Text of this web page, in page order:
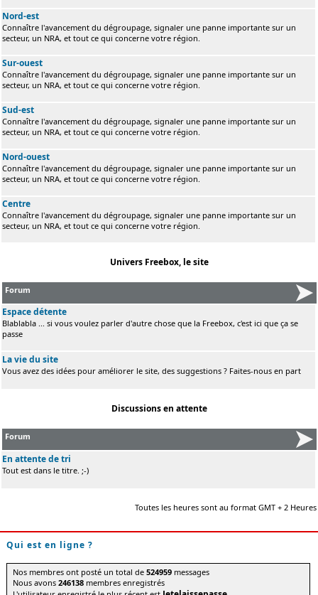
Nord-est
Connaître l'avancement du dégroupage, signaler une panne importante sur un
secteur, un NRA, et tout ce qui concerne votre région.
Sur-ouest
Connaître l'avancement du dégroupage, signaler une panne importante sur un
secteur, un NRA, et tout ce qui concerne votre région.
Sud-est
Connaître l'avancement du dégroupage, signaler une panne importante sur un
secteur, un NRA, et tout ce qui concerne votre région.
Nord-ouest
Connaître l'avancement du dégroupage, signaler une panne importante sur un
secteur, un NRA, et tout ce qui concerne votre région.
Centre
Connaître l'avancement du dégroupage, signaler une panne importante sur un
secteur, un NRA, et tout ce qui concerne votre région.
Univers Freebox, le site
Forum
Espace détente
Blablabla ... si vous voulez parler d'autre chose que la Freebox, c'est ici que ça se
passe
La vie du site
Vous avez des idées pour améliorer le site, des suggestions ? Faites-nous en part
Discussions en attente
Forum
En attente de tri
Tout est dans le titre. ;-)
Toutes les heures sont au format GMT + 2 Heures
Qui est en ligne ?
Nos membres ont posté un total de524959 messages
Nous avons246138 membres enregistrés